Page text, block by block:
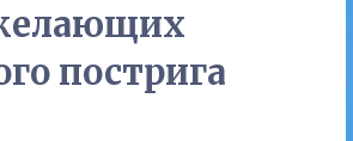
пострига